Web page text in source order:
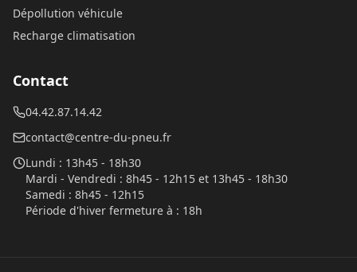
Dépollution véhicule
Recharge climatisation
Contact
04.42.87.14.42
contact@centre-du-pneu.fr
Lundi : 13h45 - 18h30
Mardi - Vendredi : 8h45 - 12h15 et 13h45 - 18h30
Samedi : 8h45 - 12h15
Période d'hiver fermeture à : 18h